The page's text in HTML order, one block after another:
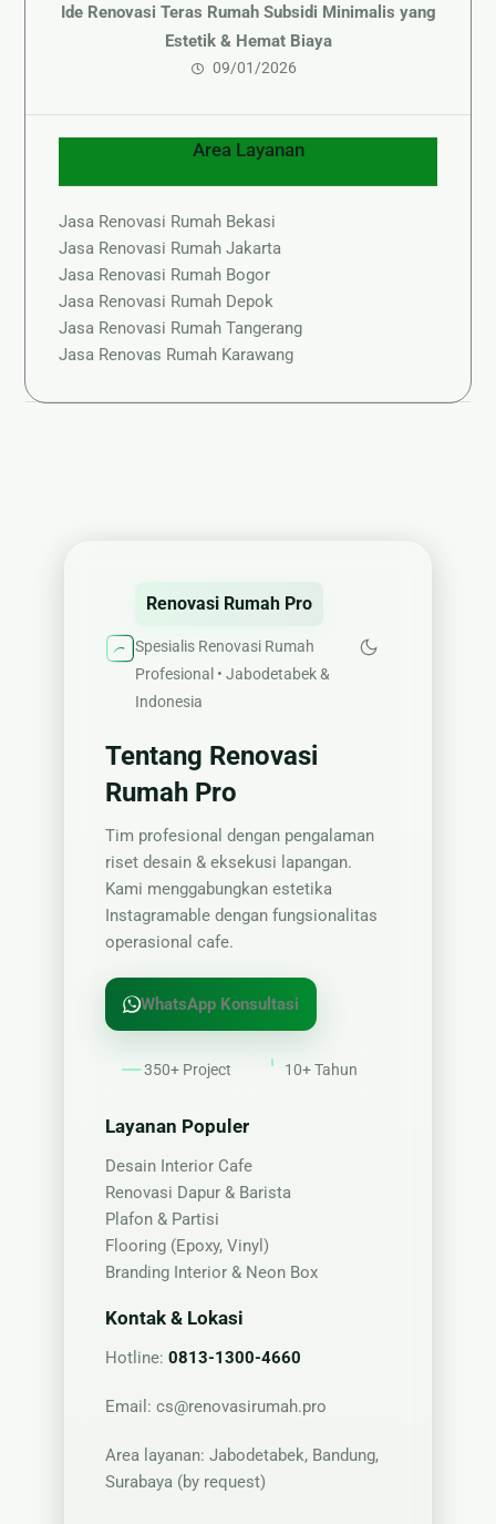
Ide Renovasi Teras Rumah Subsidi Minimalis yang
Estetik & Hemat Biaya
09/01/2026
Area Layanan
Jasa Renovasi Rumah Bekasi
Jasa Renovasi Rumah Jakarta
Jasa Renovasi Rumah Bogor
Jasa Renovasi Rumah Depok
Jasa Renovasi Rumah Tangerang
Jasa Renovas Rumah Karawang
Renovasi Rumah Pro
Spesialis Renovasi Rumah
Profesional • Jabodetabek &
Indonesia
Tentang Renovasi
Rumah Pro
Tim profesional dengan pengalaman
riset desain & eksekusi lapangan.
Kami menggabungkan estetika
Instagramable dengan fungsionalitas
operasional cafe.
WhatsApp Konsultasi
350+ Project 10+ Tahun
Layanan Populer
Desain Interior Cafe
Renovasi Dapur & Barista
Plafon & Partisi
Flooring (Epoxy, Vinyl)
Branding Interior & Neon Box
Kontak & Lokasi
Hotline:0813-1300-4660
Email:cs@renovasirumah.pro
Area layanan: Jabodetabek, Bandung,
Surabaya (by request)